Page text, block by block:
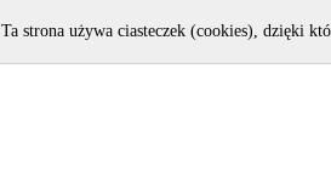
Ta strona używa ciasteczek (cookies), dzięki